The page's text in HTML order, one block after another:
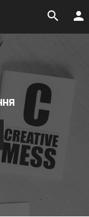
person
search